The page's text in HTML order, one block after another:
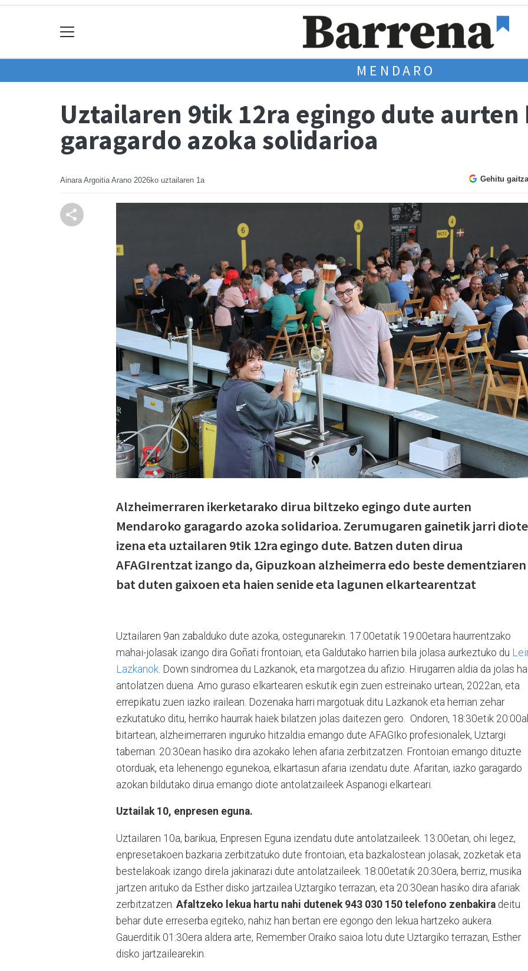
MENDARO
Uztailaren 9tik 12ra egingo dute aurten
garagardo azoka solidarioa
Ainara Argoitia Arano 2026ko uztailaren 1a Gehitu
Alzheimerraren ikerketarako dirua biltzeko egingo dute aurten
Mendaroko garagardo azoka solidarioa. Zerumugaren gainetik jarri diote
izena eta uztailaren 9tik 12ra egingo dute. Batzen duten dirua
AFAGIrentzat izango da, Gipuzkoan alzheimerra edo beste dementziaren
bat duten gaixoen eta haien senide eta lagunen elkartearentzat
Uztailaren 9an zabalduko dute azoka, ostegunarekin. 17:00etatik 19:00etara haurrentzako
mahai-jolasak izango dira Goñati frontoian, eta Galdutako harrien bila jolasa aurkeztuko du
Lazkanok . Down sindromea du Lazkanok, eta margotzea du afizio. Hirugarren aldia da jolas
antolatzen duena. Arno guraso elkartearen eskutik egin zuen estreinako urtean, 2022an, eta
errepikatu zuen iazko irailean. Dozenaka harri margotuak ditu Lazkanok eta herrian zehar
ezkutatuko ditu, herriko haurrak haiek bilatzen jolas daitezen gero. Ondoren, 18:30etik
bitartean, alzheimerraren inguruko hitzaldia emango dute AFAGIko profesionalek, Uztargi
tabernan. 20:30ean hasiko dira azokako lehen afaria zerbitzatzen. Frontoian emango dituzte
otorduak, eta lehenengo egunekoa, elkartasun afaria izendatu dute. Afaritan, iazko garagardo
azokan bildutako dirua emango diote antolatzaileek Aspanogi elkarteari.
Uztailak 10, enpresen eguna.
Uztailaren 10a, barikua, Enpresen Eguna izendatu dute antolatzaileek. 13:00etan, ohi legez,
enpresetakoen bazkaria zerbitzatuko dute frontoian, eta bazkalostean jolasak, zozketak eta
bestelakoak izango direla jakinarazi dute antolatzaileek. 18:00etatik 20:30era, berriz, musika
jartzen arituko da Esther disko jartzailea Uztargiko terrazan, eta 20:30ean hasiko dira afariak
zerbitzatzen. Afaltzeko lekua hartu nahi dutenek 943 030 150 telefono zenbakira deitu
behar dute erreserba egiteko, nahiz han bertan ere egongo den lekua hartzeko aukera.
Gauerditik 01:30era aldera arte, Remember Oraiko saioa lotu dute Uztargiko terrazan, Esther
disko jartzailearekin.